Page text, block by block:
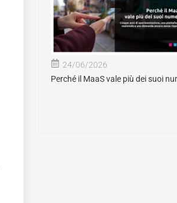
24/06/2026
Perché il MaaS vale più dei suoi